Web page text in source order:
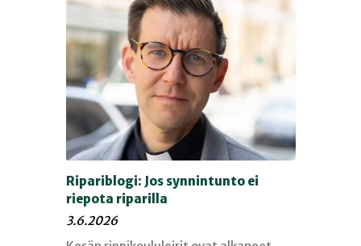
Ripariblogi: Jos synnintunto ei
riepota riparilla
3.6.2026